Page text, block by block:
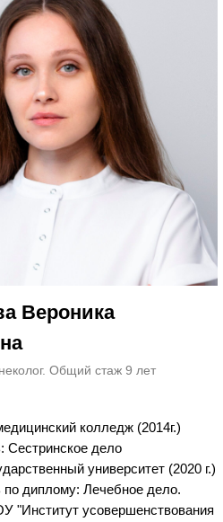
Вероника
Общий стаж 9 лет
колледж (2014г.)
Сестринское дело
университет (2020 г.)
по диплому: Лечебное дело.
"Институт усовершенствования